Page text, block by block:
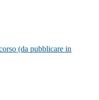
(da pubblicare in